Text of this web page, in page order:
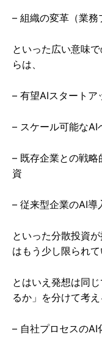
– 組織の変革（業務
といった広い意味
らは、
– 有望AIスタートア
– スケール可能なAI
– 既存企業との戦
資
– 従来型企業のAI導
といった分散投資
はもう少し限られて
とはいえ発想は同
るか」を分けて考え
– 自社プロセスのAI